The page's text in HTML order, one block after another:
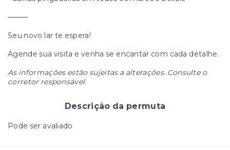
⸻
Seu novo lar te espera!
Agende sua visita e venha se encantar com cada detalhe.
As informações estão sujeitas a alterações. Consulte o
corretor responsável.
Descrição da permuta
Pode ser avaliado